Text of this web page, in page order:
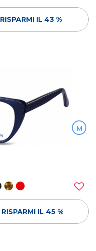
RISPARMI IL 43 %
M
RISPARMI IL 45 %